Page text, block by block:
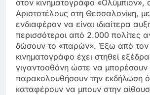
στον κινηματογράφο «Ολύμπιον»,
Αριστοτέλους στη Θεσσαλονίκη,
ενδιαφέρον να είναι ιδιαίτερα
περισσότεροι από 2.000 πολίτες
δώσουν το «παρών». Έξω από τον
κινηματογράφο έχει στηθεί
γιγαντοοθόνη ώστε να μπορέσουν
παρακολουθήσουν την εκδήλωση
καταφέρουν να μπουν στην